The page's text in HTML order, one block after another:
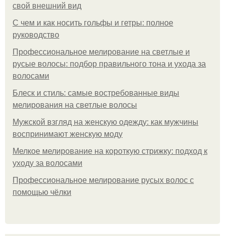
свой внешний вид
С чем и как носить гольфы и гетры: полное
руководство
Профессиональное мелирование на светлые и
русые волосы: подбор правильного тона и ухода за
волосами
Блеск и стиль: самые востребованные виды
мелирования на светлые волосы
Мужской взгляд на женскую одежду: как мужчины
воспринимают женскую моду
Мелкое мелирование на короткую стрижку: подход к
уходу за волосами
Профессиональное мелирование русых волос с
помощью чёлки